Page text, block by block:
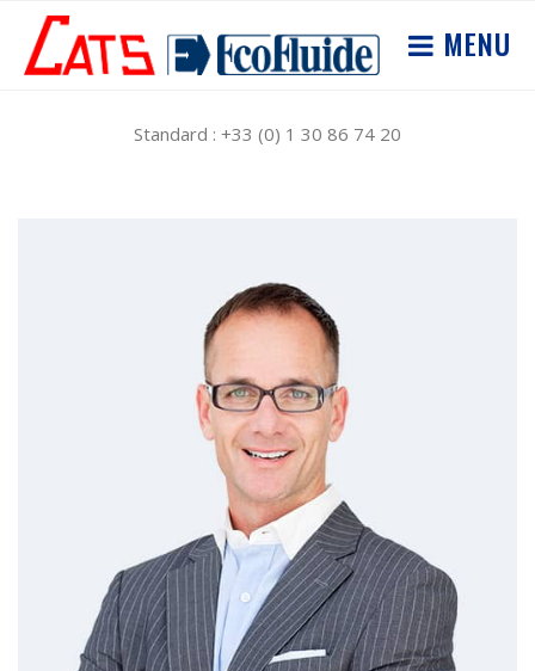
MENU
Standard : +33 (0) 1 30 86 74 20